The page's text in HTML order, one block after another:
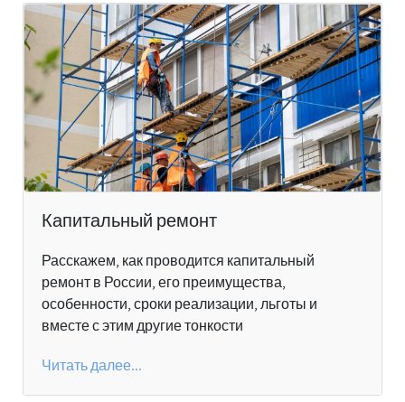
Капитальный ремонт
Расскажем, как проводится капитальный
ремонт в России, его преимущества,
особенности, сроки реализации, льготы и
вместе с этим другие тонкости
Читать далее...